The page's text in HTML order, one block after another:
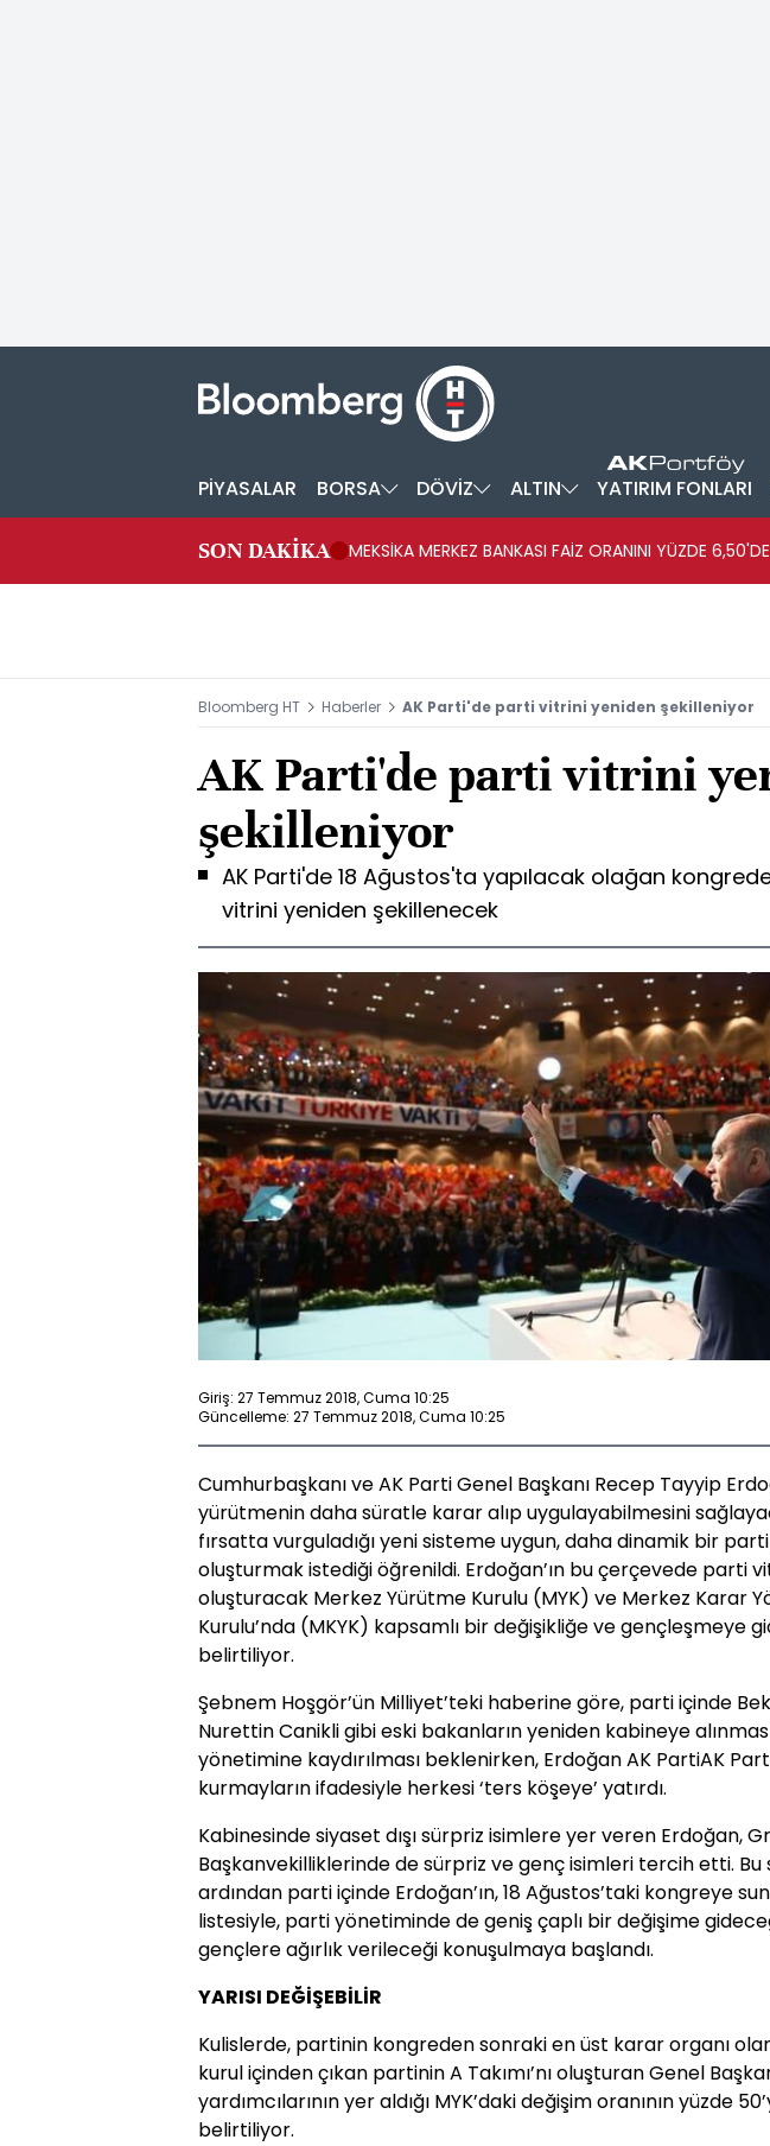
PİYASALAR BORSA DÖVİZ ALTIN YATIRIM FONLARI
SON DAKİKA MEKSİKA MERKEZ BANKASI FAİZ ORANINI YÜZDE
Bloomberg HT Haberler AK Parti'de parti vitrini yeniden şekilleniyor
AK Parti'de parti vitrini
şekilleniyor
AK Parti'de 18 Ağustos'ta yapılacak olağan
vitrini yeniden şekillenecek
Giriş: 27 Temmuz 2018, Cuma 10:25
Güncelleme: 27 Temmuz 2018, Cuma 10:25
Cumhurbaşkanı ve AK Parti Genel Başkanı Recep Tayyip
yürütmenin daha süratle karar alıp uygulayabilmesini
fırsatta vurguladığı yeni sisteme uygun, daha dinamik bir
oluşturmak istediği öğrenildi. Erdoğan’ın bu çerçevede parti
oluşturacak Merkez Yürütme Kurulu (MYK) ve Merkez Karar
Kurulu’nda (MKYK) kapsamlı bir değişikliğe ve gençleşmeye
belirtiliyor.
Şebnem Hoşgör’ün Milliyet’teki haberine göre, parti içinde
Nurettin Canikli gibi eski bakanların yeniden kabineye
yönetimine kaydırılması beklenirken, Erdoğan AK PartiAK
kurmayların ifadesiyle herkesi ‘ters köşeye’ yatırdı.
Kabinesinde siyaset dışı sürpriz isimlere yer veren Erdoğan,
Başkanvekilliklerinde de sürpriz ve genç isimleri tercih etti. Bu
ardından parti içinde Erdoğan’ın, 18 Ağustos’taki kongreye
listesiyle, parti yönetiminde de geniş çaplı bir değişime
gençlere ağırlık verileceği konuşulmaya başlandı.
YARISI DEĞİŞEBİLİR
Kulislerde, partinin kongreden sonraki en üst karar organı
kurul içinden çıkan partinin A Takımı’nı oluşturan Genel
yardımcılarının yer aldığı MYK’daki değişim oranının yüzde
belirtiliyor.